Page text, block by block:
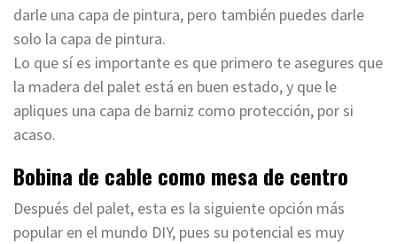
darle una capa de pintura, pero también puedes darle
solo la capa de pintura.
Lo que sí es importante es que primero te asegures que
la madera del palet está en buen estado, y que le
apliques una capa de barniz como protección, por si
acaso.
Bobina de cable como mesa de centro
Después del palet, esta es la siguiente opción más
popular en el mundo DIY, pues su potencial es muy